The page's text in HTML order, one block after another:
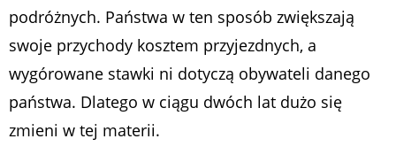
podróżnych. Państwa w ten sposób zwiększają
swoje przychody kosztem przyjezdnych, a
wygórowane stawki ni dotyczą obywateli danego
państwa. Dlatego w ciągu dwóch lat dużo się
zmieni w tej materii.